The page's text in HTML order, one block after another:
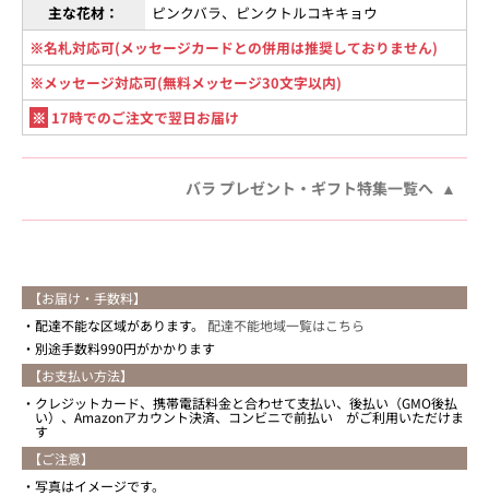
主な花材：
ピンクバラ、ピンクトルコキキョウ
※名札対応可(メッセージカードとの併用は推奨しておりません)
※メッセージ対応可(無料メッセージ30文字以内)
※ 17時でのご注文で翌日お届け
バラ プレゼント・ギフト特集一覧へ
【お届け・手数料】
配達不能な区域があります。 配達不能地域一覧はこちら
別途手数料990円がかかります
【お支払い方法】
クレジットカード、携帯電話料金と合わせて支払い、後払い（GMO後払
い）、Amazonアカウント決済、コンビニで前払い がご利用いただけま
す
【ご注意】
写真はイメージです。